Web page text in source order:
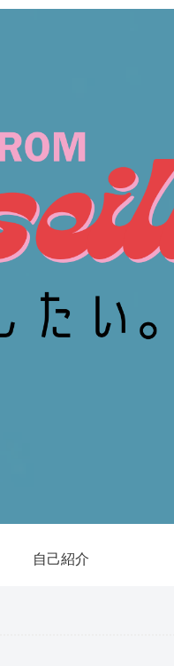
自己紹介